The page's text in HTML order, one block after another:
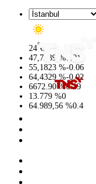
24°C
47,7239 %0.01
55,1823 %-0.06
64,4329 %-0.02
6672.90 %0.19
13.779 %0
64.989,56 %0.4